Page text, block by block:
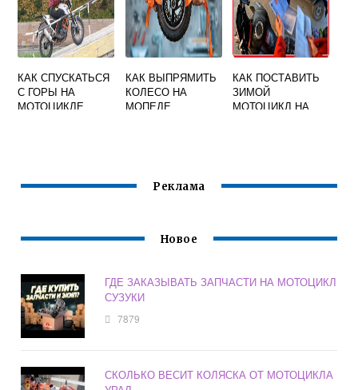
КАК СПУСКАТЬСЯ
С ГОРЫ НА
МОТОЦИКЛЕ
КАК ВЫПРЯМИТЬ
КОЛЕСО НА
МОПЕДЕ
КАК ПОСТАВИТЬ
ЗИМОЙ
МОТОЦИКЛ НА
Реклама
Новое
ГДЕ ЗАКАЗЫВАТЬ ЗАПЧАСТИ НА МОТОЦИКЛ
СУЗУКИ
7879
СКОЛЬКО ВЕСИТ КОЛЯСКА ОТ МОТОЦИКЛА